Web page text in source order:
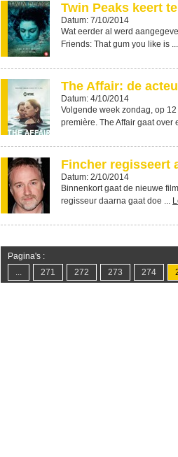
Twin Peaks keert
Datum: 7/10/2014
Wat eerder al werd
Friends: That gum you like is ...
The Affair: de
Datum: 4/10/2014
Volgende week zondag, op
première. The Affair gaat over
Fincher regisseert
Datum: 2/10/2014
Binnenkort gaat de nieuwe
regisseur daarna gaat doe ...
Pagina's :
...
271 272 273 274